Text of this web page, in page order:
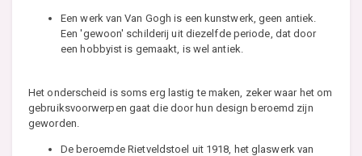
Een werk van Van Gogh is een kunstwerk, geen antiek.
Een 'gewoon' schilderij uit diezelfde periode, dat door
een hobbyist is gemaakt, is wel antiek.
Het onderscheid is soms erg lastig te maken, zeker waar het om
gebruiksvoorwerpen gaat die door hun design beroemd zijn
geworden.
De beroemde Rietveldstoel uit 1918, het glaswerk van